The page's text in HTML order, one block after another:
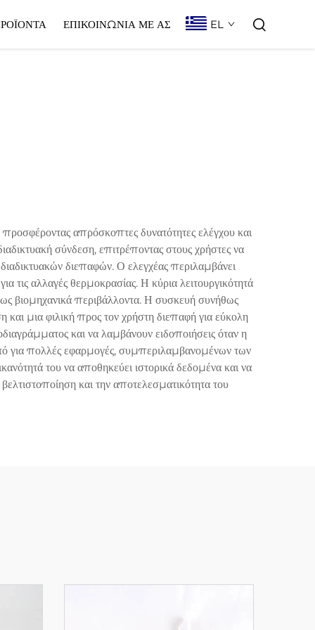
ΕΠΙΚΟΙΝΩΝΊΑ ΜΕ ΑΣ EL
απρόσκοπτες δυνατότητες ελέγχου και
σύνδεση, επιτρέποντας στους χρήστες να
διεπαφών. Ο ελεγχέας περιλαμβάνει
αλλαγές θερμοκρασίας. Η κύρια λειτουργικότητά
βιομηχανικά περιβάλλοντα. Η συσκευή συνήθως
και μια φιλική προς τον χρήστη διεπαφή για εύκολη
και να λαμβάνουν ειδοποιήσεις όταν η
για πολλές εφαρμογές, συμπεριλαμβανομένων των
του να αποθηκεύει ιστορικά δεδομένα και να
και την αποτελεσματικότητα του